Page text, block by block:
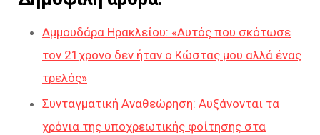
Αμμουδάρα Ηρακλείου: «Αυτός που σκότωσε
τον 21χρονο δεν ήταν ο Κώστας μου αλλά ένας
τρελός»
Συνταγματική Αναθεώρηση: Αυξάνονται τα
χρόνια της υποχρεωτικής φοίτησης στα